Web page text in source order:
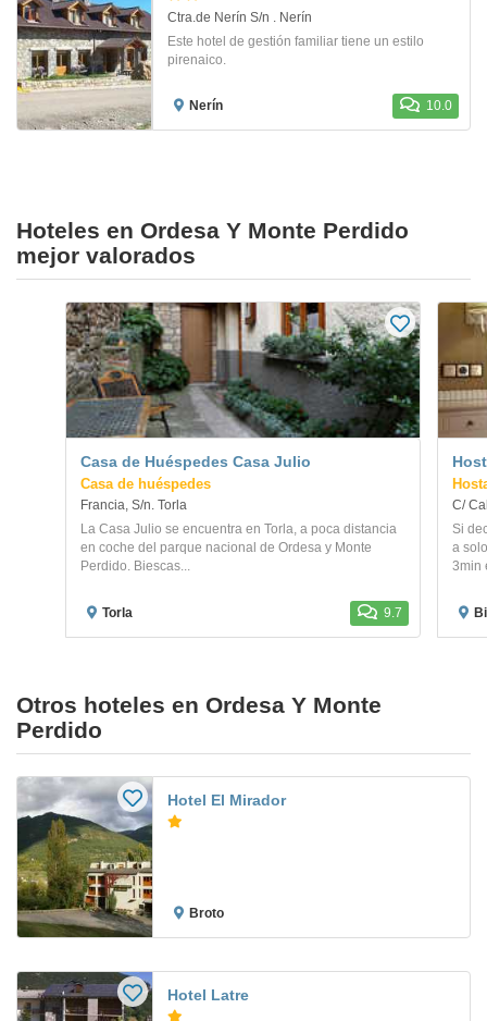
Ctra.de Nerín S/n . Nerín
Este hotel de gestión familiar tiene un estilo
pirenaico.
Nerín 10.0
Hoteles en Ordesa Y Monte Perdido
mejor valorados
Casa de Huéspedes Casa Julio
Casa de huéspedes
Francia, S/n. Torla
La Casa Julio se encuentra en Torla, a poca distancia
en coche del parque nacional de Ordesa y Monte
Perdido. Biescas...
Torla 9.7
C/
Si
a
3min
Otros hoteles en Ordesa Y Monte
Perdido
Hotel El Mirador
Broto
Hotel Latre